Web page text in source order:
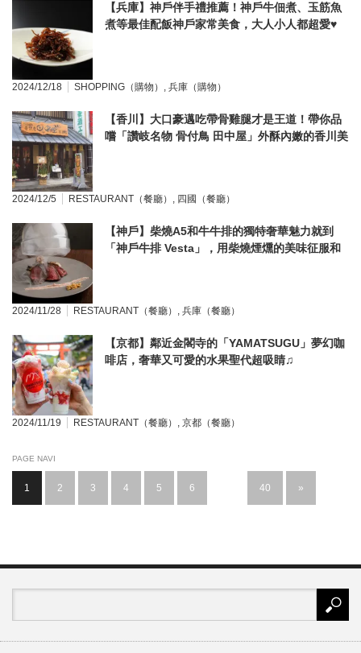
【兵庫】神戶伴手禮推薦！神戶牛佃煮、玉筋魚
煮等最佳配飯神戶家常美食，大人小人都超愛♥
2024/12/18 SHOPPING（購物） , 兵庫（購物）
【香川】大口豪邁吃帶骨雞腿才是王道！帶你品
嚐「讚岐名物 骨付鳥 田中屋」外酥內嫩的香川美
2024/12/5 RESTAURANT（餐廳） , 四國（餐廳）
【神戶】柴燒A5和牛牛排的獨特奢華魅力就到
「神戶牛排 Vesta」，用柴燒煙燻的美味征服和
2024/11/28 RESTAURANT（餐廳） , 兵庫（餐廳）
【京都】鄰近金閣寺的「YAMATSUGU」夢幻咖
啡店，奢華又可愛的水果聖代超吸睛♫
2024/11/19 RESTAURANT（餐廳） , 京都（餐廳）
PAGE NAVI
1 2 3 4 5 6 40 »